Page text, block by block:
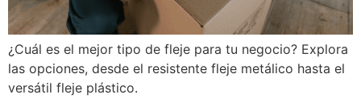
¿Cuál es el mejor tipo de fleje para tu negocio? Explora
las opciones, desde el resistente fleje metálico hasta el
versátil fleje plástico.